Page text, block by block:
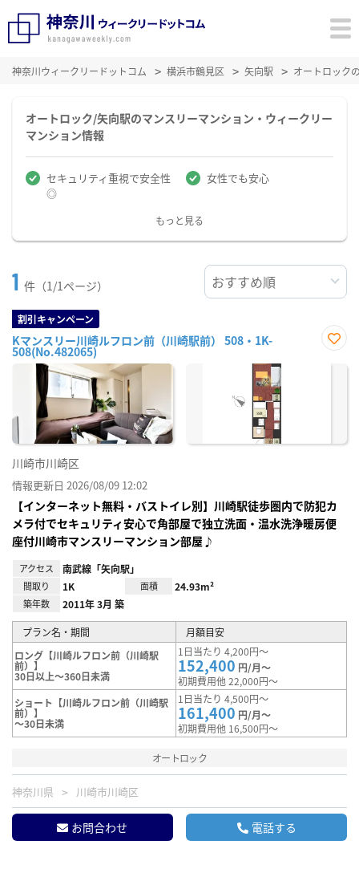
神奈川ウィークリードットコム 横浜市鶴見区 矢向駅 オートロック
オートロック/矢向駅のマンスリーマンション・ウィークリー
マンション情報
セキュリティ重視で安全性
◎
女性でも安心
もっと見る
1 件（1/1ページ）
割引キャンペーン
Kマンスリー川崎ルフロン前（川崎駅前） 508・1K-
508(No.482065)
に入
川崎市川崎区
情報更新日 2026/08/09 12:02
【インターネット無料・バストイレ別】川崎駅徒歩圏内で防犯カ
メラ付でセキュリティ安心で角部屋で独立洗面・温水洗浄暖房便
座付川崎市マンスリーマンション部屋♪
アクセス 南武線「矢向駅」
間取り 1K 面積 24.93m²
築年数 2011年 3月 築
プラン名・期間
月額目安
ロング【川崎ルフロン前（川崎駅
前）】
30日以上～360日未満
1日当たり 4,200円～
152,400 円/月～
初期費用他 22,000円～
ショート【川崎ルフロン前（川崎駅
前）】
～30日未満
1日当たり 4,500円～
161,400 円/月～
初期費用他 16,500円～
オートロック
神奈川県 川崎市川崎区
お問合わせ 電話する